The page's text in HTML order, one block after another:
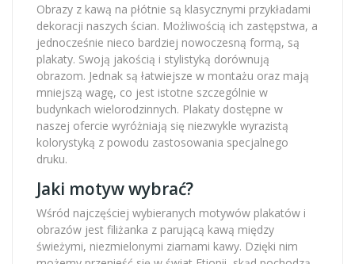
Obrazy z kawą na płótnie są klasycznymi przykładami
dekoracji naszych ścian. Możliwością ich zastępstwa, a
jednocześnie nieco bardziej nowoczesną formą, są
plakaty. Swoją jakością i stylistyką dorównują
obrazom. Jednak są łatwiejsze w montażu oraz mają
mniejszą wagę, co jest istotne szczególnie w
budynkach wielorodzinnych. Plakaty dostępne w
naszej ofercie wyróżniają się niezwykle wyrazistą
kolorystyką z powodu zastosowania specjalnego
druku.
Jaki motyw wybrać?
Wśród najczęściej wybieranych motywów plakatów i
obrazów jest filiżanka z parującą kawą między
świeżymi, niezmielonymi ziarnami kawy. Dzięki nim